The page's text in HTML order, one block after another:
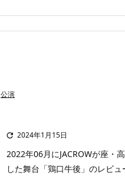
公演
 2024年1月15日
2022年06月にJACROWが座・
した舞台「鶏口牛後」のレビュ